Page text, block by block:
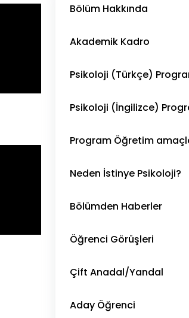
Bölüm Hakkında
Akademik Kadro
Psikoloji (Türkçe)
Psikoloji (İngilizce)
Program Öğretim
Neden İstinye Psikoloji?
Bölümden Haberler
Öğrenci Görüşleri
Çift Anadal/Yandal
Aday Öğrenci